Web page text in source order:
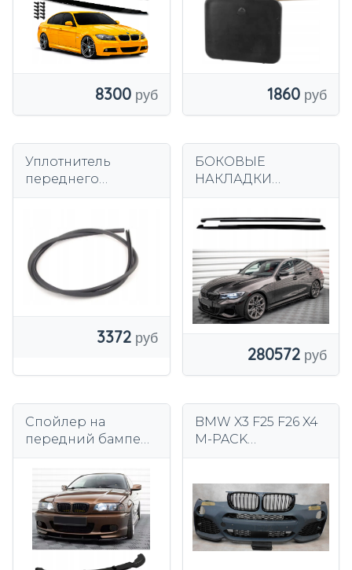
8300 1860
Уплотнитель
переднего
3372
БОКОВЫЕ
НАКЛАДКИ
глянцевый LONG
LED
280572
Спойлер на
передний бампер
Sport 99-03,
черный
глянцевый, АБС-
пластиквакуумная
формовка
BMW X3 F25 F26 X4
M-PACK
КОМПЛЕКТ
РЕШЕТОК ДЛЯ
ПОЧЕК